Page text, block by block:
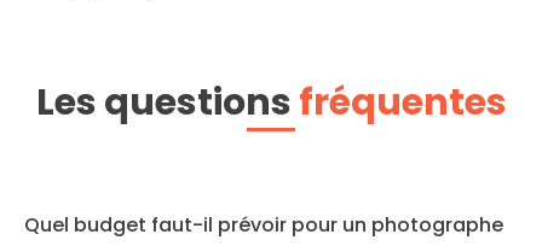
Les questionsfréquentes
Quel budget faut-il prévoir pour un photographe